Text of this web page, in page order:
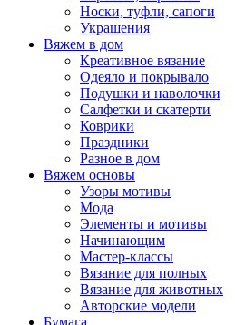
Носки, туфли, сапоги
Украшения
Вяжем в дом
Креативное вязание
Одеяло и покрывало
Подушки и наволочки
Салфетки и скатерти
Коврики
Праздники
Разное в дом
Вяжем основы
Узоры мотивы
Мода
Элементы и мотивы
Начинающим
Мастер-классы
Вязание для полных
Вязание для животных
Авторские модели
Бумага